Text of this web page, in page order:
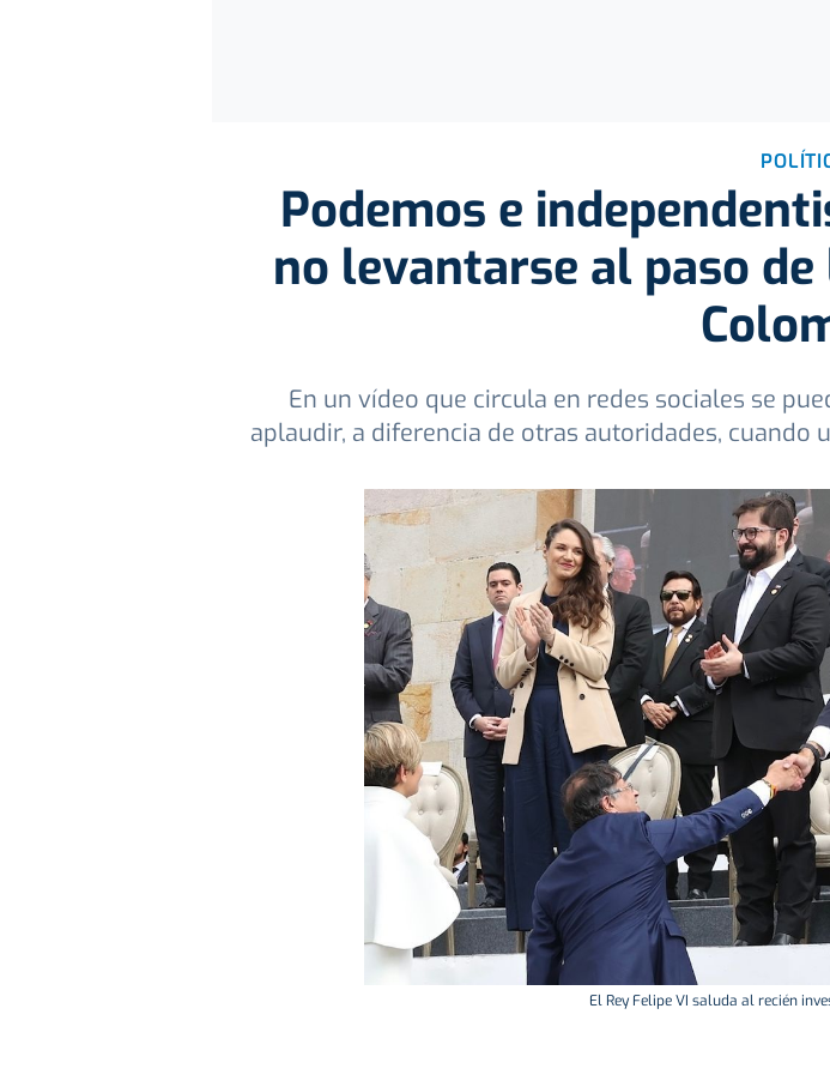
Podemos e
no levantarse al paso
En un vídeo que circula en redes sociales se
aplaudir, a diferencia de otras autoridades,
El Rey Felipe VI saluda al recién